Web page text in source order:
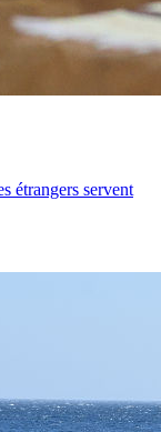
étrangers servent